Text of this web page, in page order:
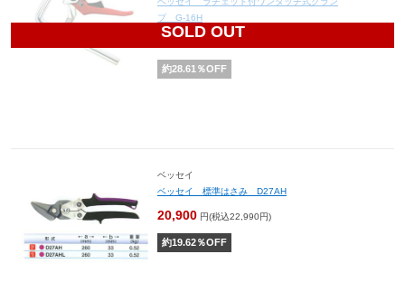
SOLD OUT
プ G-16H
9,430
約28.61 ％OFF
ベッセイ
ベッセイ 標準はさみ D27AH
20,900 円(税込22,990円)
約19.62％OFF